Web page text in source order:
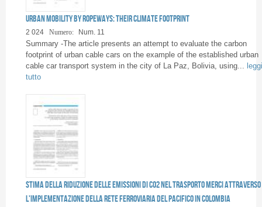
Urban mobility by ropeways: their climate footprint
2 024 Numero: Num. 11
Summary -The article presents an attempt to evaluate the carbon
footprint of urban cable cars on the example of the established urban
cable car transport system in the city of La Paz, Bolivia, using... leggi
tutto
Stima della riduzione delle emissioni di CO2 nel trasporto merci attraverso
l'implementazione della Rete ferroviaria del Pacifico in Colombia